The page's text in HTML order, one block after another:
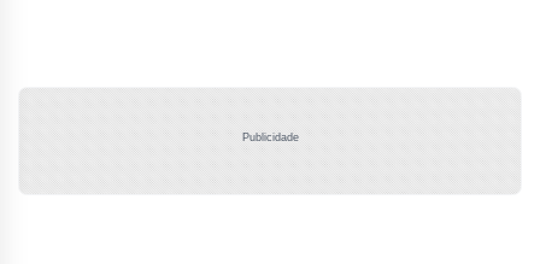
Publicidade